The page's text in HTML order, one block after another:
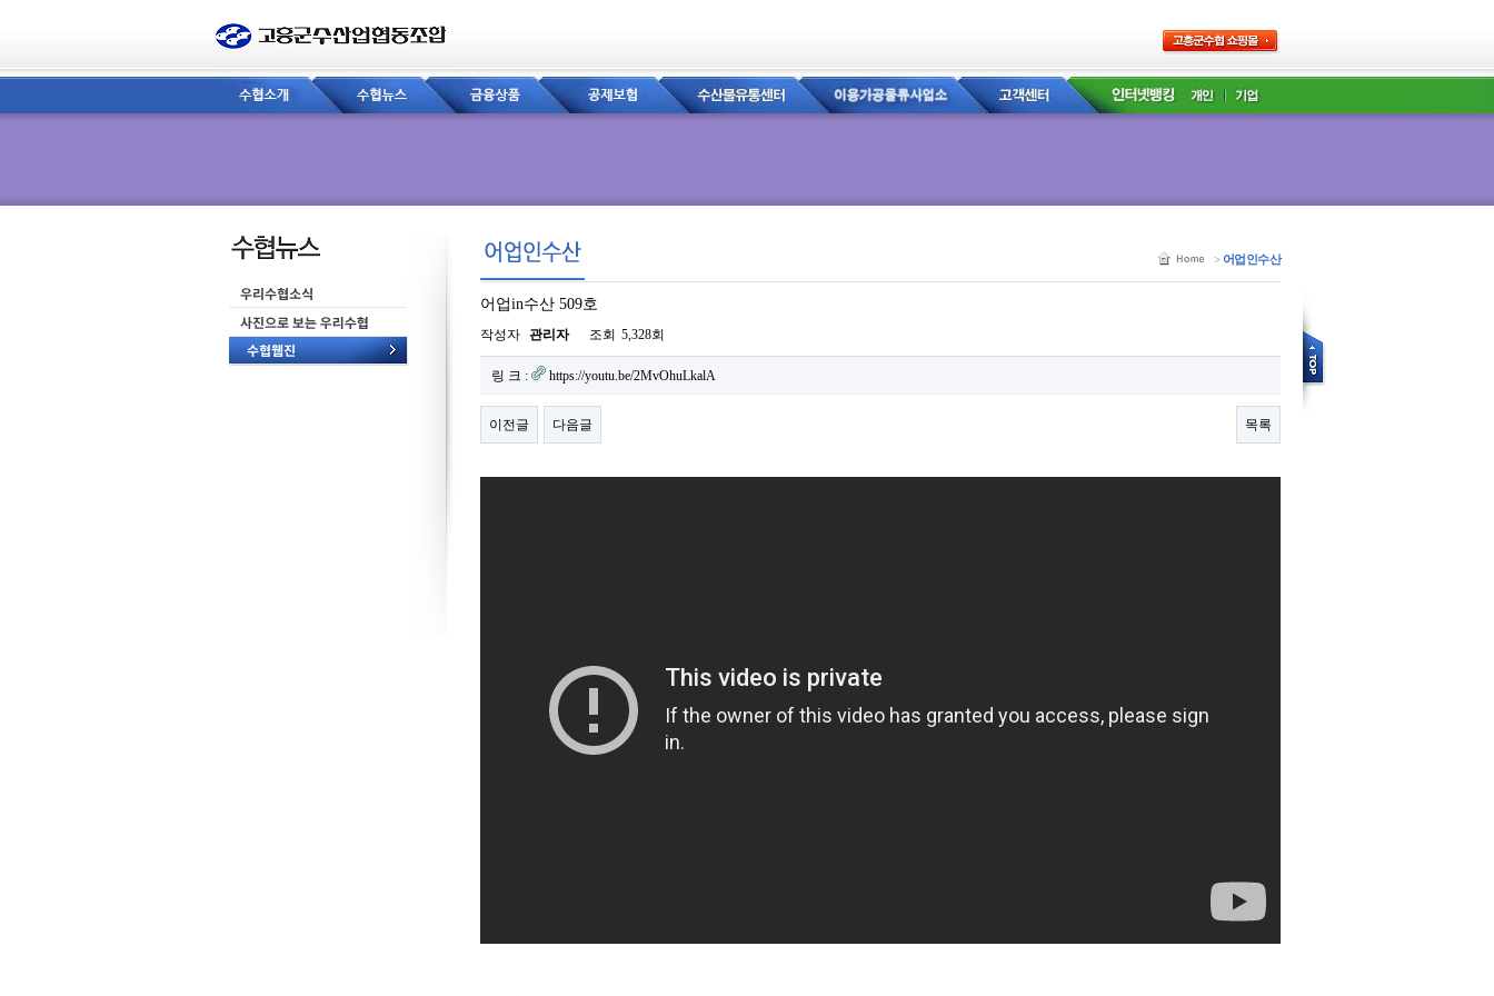
> 어업인수산
어업in수산 509호
페이지 정보
작성자 관리자 조회 5,328회
관련링크
링 크 : https://youtu.be/2MvOhuLkalA
이전글 다음글 목록